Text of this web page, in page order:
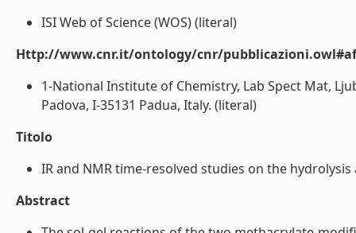
ISI Web of Science (WOS) (literal)
Http://www.cnr.it/ontology/cnr/
1-National Institute of Chemistry, Lab Spect Mat,
Padova, I-35131 Padua, Italy. (literal)
Titolo
IR and NMR time-resolved studies on the
Abstract